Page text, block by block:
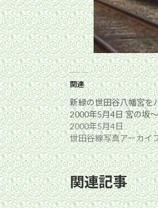
関連
新緑の世田谷八幡宮を
2000年5月4日 宮の坂
2000年5月4日
世田谷線写真アーカイ
関連記事